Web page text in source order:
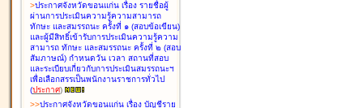
>ประกาศจังหวัดขอนแก่น เรื่อง รายชื่อผู้
ผ่านการประเมินความรู้ความสามารถ
ทักษะ และสมรรถนะ ครั้งที่ ๑ (สอบข้อเขียน)
และผู้มีสิทธิ์เข้ารับการประเมินความรู้ความ
สามารถ ทักษะ และสมรรถนะ ครั้งที่ ๒ (สอบ
สัมภาษณ์) กำหนดวัน เวลา สถานที่สอบ
และระเบียบเกี่ยวกับการประเมินสมรรถนะฯ
เพื่อเลือกสรรเป็นพนักงานราชการทั่วไป
(ประกาศ)
>>ประกาศจังหวัดขอนแก่น เรื่อง บัญชีราย